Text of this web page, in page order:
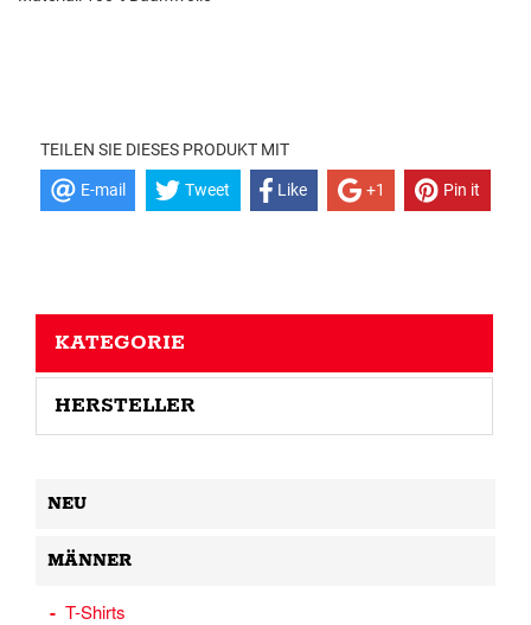
TEILEN SIE DIESES PRODUKT MIT
E-mail Tweet Like +1 Pin it
KATEGORIE
HERSTELLER
NEU
MÄNNER
T-Shirts